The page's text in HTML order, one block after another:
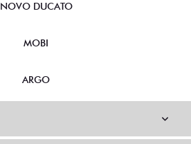
NOVO DUCATO
MOBI
ARGO